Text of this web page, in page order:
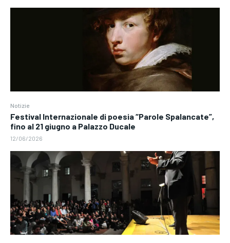
Notizie
Festival Internazionale di poesia “Parole Spalancate”,
fino al 21 giugno a Palazzo Ducale
12/06/2026